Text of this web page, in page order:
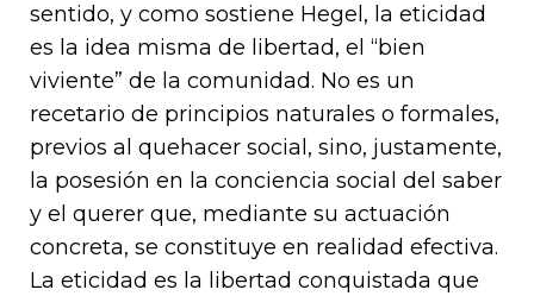
sentido, y como sostiene Hegel, la eticidad
es la idea misma de libertad, el “bien
viviente” de la comunidad. No es un
recetario de principios naturales o formales,
previos al quehacer social, sino, justamente,
la posesión en la conciencia social del saber
y el querer que, mediante su actuación
concreta, se constituye en realidad efectiva.
La eticidad es la libertad conquistada que